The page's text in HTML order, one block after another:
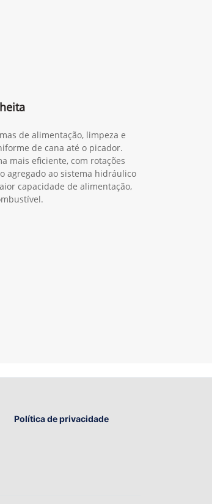
de alimentação, limpeza e
de cana até o picador.
mais eficiente, com rotações
agregado ao sistema hidráulico
capacidade de alimentação,
Política de privacidade